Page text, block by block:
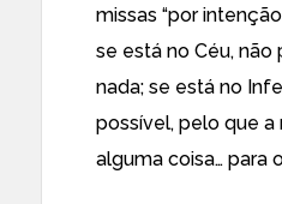
missas “por
se está no Céu, não
nada; se está no
possível, pelo que a
alguma coisa… para